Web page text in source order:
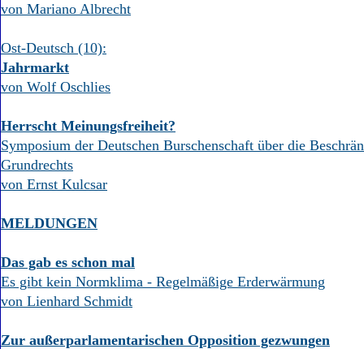
von Mariano Albrecht
Ost-Deutsch (10):
Jahrmarkt
von Wolf Oschlies
Herrscht Meinungsfreiheit?
Symposium der Deutschen Burschenschaft über die
Grundrechts
von Ernst Kulcsar
MELDUNGEN
Das gab es schon mal
Es gibt kein Normklima - Regelmäßige Erderwärmung
von Lienhard Schmidt
Zur außerparlamentarischen Opposition gezwungen